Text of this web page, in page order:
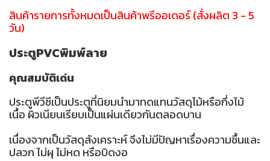
สินค้ารายการทั้งหมดเป็นสินค้าพรีออเดอร์ (สั่งผลิต 3 - 5
วัน)
ประตูPVCพิมพ์ลาย
คุณสมบัติเด่น
ประตูพีวีซีเป็นประตูที่นิยมนำมาทดแทนวัสดุไม้หรือกึ่งไม้
เนื้อ ผิวเนียนเรียบเป็นแผ่นเดียวกันตลอดบาน
เนื่องจากเป็นวัสดุสังเคราะห์ จึงไม่มีปัญหาเรื่องความชื้นและ
ปลวก ไม่ผุ ไม่หด หรือบิดงอ